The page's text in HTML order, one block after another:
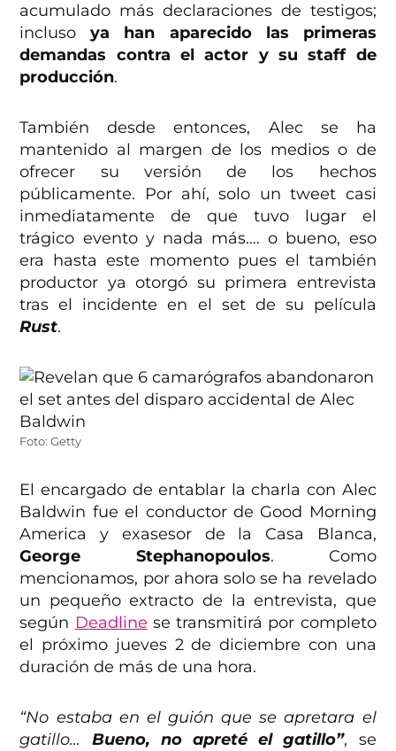
acumulado más declaraciones de testigos;
inclusoya han aparecido las primeras
demandas contra el actor y su staff de
producción.
También desde entonces, Alec se ha
mantenido al margen de los medios o de
ofrecer su versión de los hechos
públicamente. Por ahí, solo un tweet casi
inmediatamente de que tuvo lugar el
trágico evento y nada más…. o bueno, eso
era hasta este momento pues el también
productor ya otorgó su primera entrevista
tras el incidente en el set de su película
Rust.
Foto: Getty
El encargado de entablar la charla con Alec
Baldwin fue el conductor de Good Morning
America y exasesor de la Casa Blanca,
George Stephanopoulos. Como
mencionamos, por ahora solo se ha revelado
un pequeño extracto de la entrevista, que
según Deadline se transmitirá por completo
el próximo jueves 2 de diciembre con una
duración de más de una hora.
“No estaba en el guión que se apretara el
gatillo… Bueno, no apreté el gatillo”, se